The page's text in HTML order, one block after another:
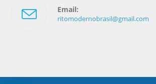
Email:
ritomodernobrasil@gmail.com